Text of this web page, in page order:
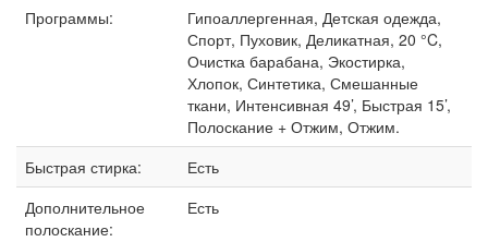
Программы:
Гипоаллергенная, Детская одежда,
Спорт, Пуховик, Деликатная, 20 °C,
Очистка барабана, Экостирка,
Хлопок, Синтетика, Смешанные
ткани, Интенсивная 49’, Быстрая 15’,
Полоскание + Отжим, Отжим.
Быстрая стирка:
Есть
Дополнительное
полоскание:
Есть